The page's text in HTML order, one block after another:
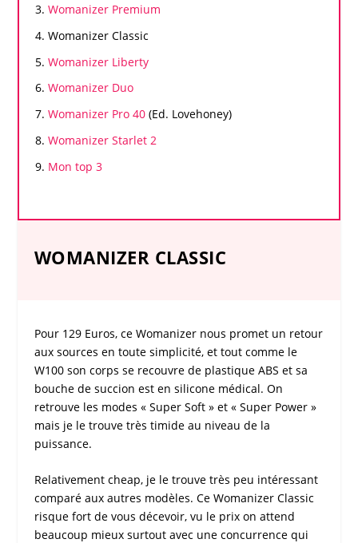
Womanizer Premium
Womanizer Classic
Womanizer Liberty
Womanizer Duo
Womanizer Pro 40 (Ed. Lovehoney)
Womanizer Starlet 2
Mon top 3
WOMANIZER CLASSIC
Pour 129 Euros, ce Womanizernous promet un retour
aux sources en toute simplicité, et tout comme le
W100 son corps se recouvre de plastique ABS et sa
bouche de succion est en silicone médical. On
retrouve les modes « Super Soft » et « Super Power »
mais je le trouve très timide au niveau de la
puissance.
Relativement cheap, je le trouve très peu intéressant
comparé aux autres modèles. Ce Womanizer Classic
risque fort de vous décevoir, vu le prix on attend
beaucoup mieux surtout avec une concurrence qui